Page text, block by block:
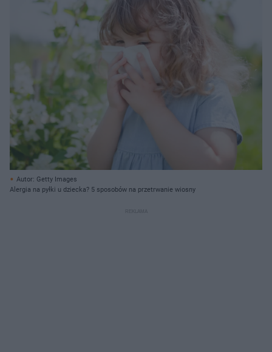
Autor: Getty Images
Alergia na pyłki u dziecka? 5 sposobów na przetrwanie wiosny